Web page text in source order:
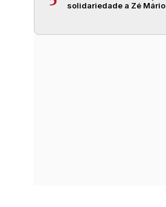
solidariedade a Zé Mário